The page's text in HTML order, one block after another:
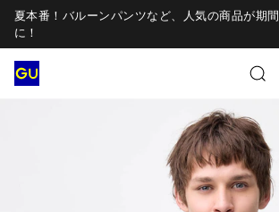
夏本番！バルーンパンツなど、人気の商品が期
に！